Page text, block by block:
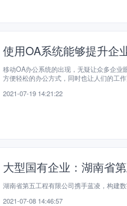
使用OA系统能够提升企
移动OA办公系统的出现，无疑让众多企业
方便轻松的办公方式，同时也让人们的工作
2021-07-19 14:21:22
大型国有企业：湖南省
湖南省第五工程有限公司携手蓝凌，构建
2021-07-08 14:46:57